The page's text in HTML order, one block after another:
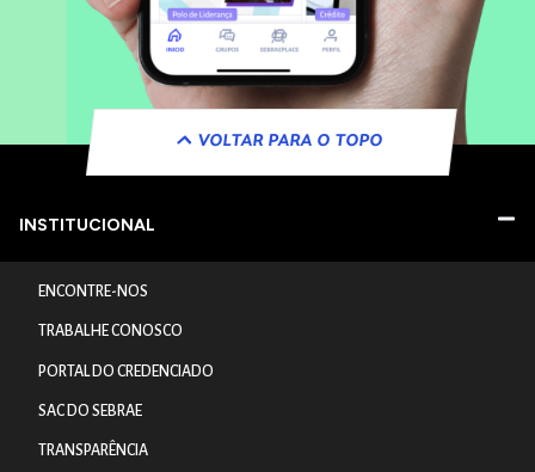
VOLTAR PARA O TOPO
INSTITUCIONAL
ENCONTRE-NOS
TRABALHE CONOSCO
PORTAL DO CREDENCIADO
SAC DO SEBRAE
TRANSPARÊNCIA